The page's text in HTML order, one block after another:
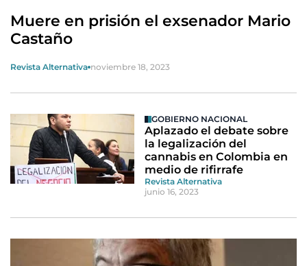
Muere en prisión el exsenador Mario
Castaño
Revista Alternativa noviembre 18, 2023
GOBIERNO NACIONAL
Aplazado el debate sobre
la legalización del
cannabis en Colombia en
medio de rifirrafe
Revista Alternativa
junio 16, 2023